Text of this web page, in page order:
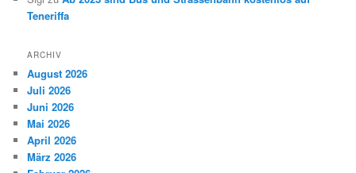
Teneriffa
ARCHIV
August 2026
Juli 2026
Juni 2026
Mai 2026
April 2026
März 2026